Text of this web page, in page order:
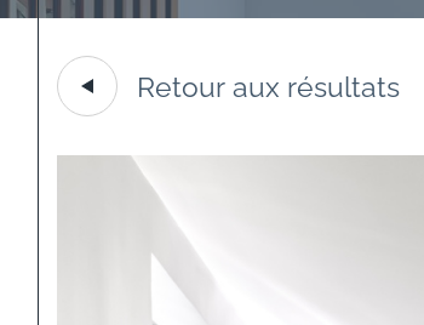
Retour aux résultats